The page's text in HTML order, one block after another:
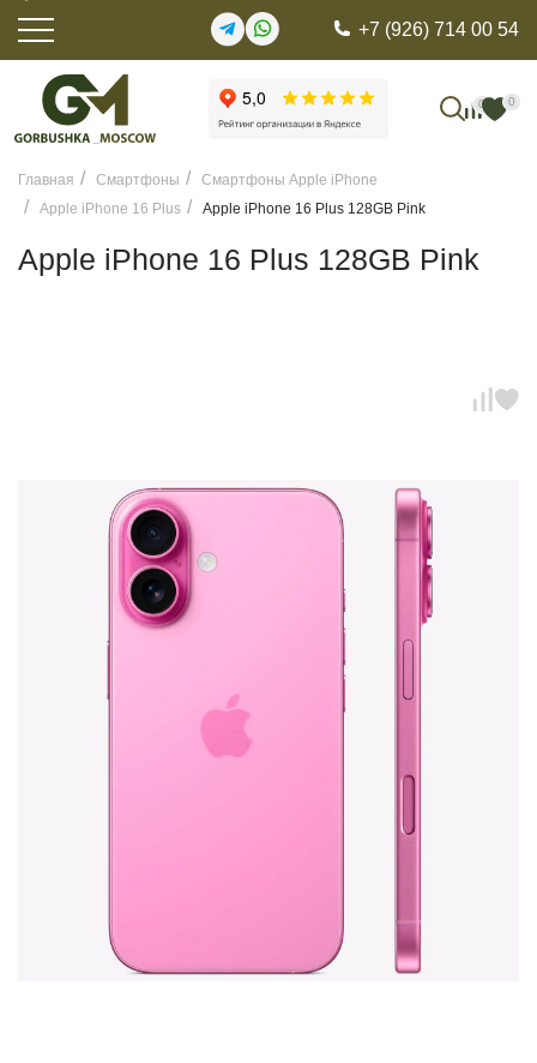
+7 (926) 714 00 54
0 0
Главная Смартфоны
Смартфоны Apple iPhone
Apple iPhone 16 Plus
Apple iPhone 16 Plus 128GB Pink
Apple iPhone 16 Plus 128GB Pink